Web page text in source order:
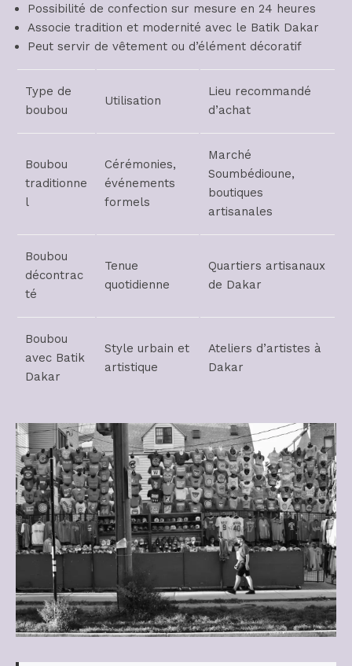
Possibilité de confection sur mesure en 24 heures
Associe tradition et modernité avec le Batik Dakar
Peut servir de vêtement ou d’élément décoratif
Type de
boubou
Utilisation
Lieu recommandé
d’achat
Boubou
traditionne
l
Cérémonies,
événements
formels
Marché
Soumbédioune,
boutiques
artisanales
Boubou
décontrac
té
Tenue
quotidienne
Quartiers artisanaux
de Dakar
Boubou
avec Batik
Dakar
Style urbain et
artistique
Ateliers d’artistes à
Dakar